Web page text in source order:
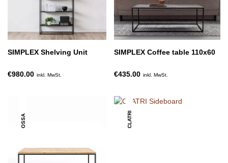
SIMPLEX Shelving Unit
€980.00 inkl. MwSt.
SIMPLEX Coffee table 110x60
€435.00 inkl. MwSt.
OSSA CLATRI